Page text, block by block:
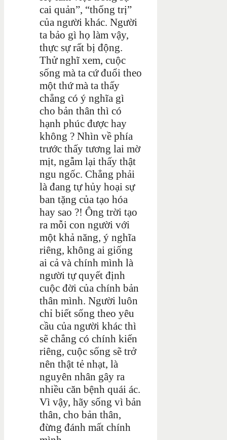
cai quản”, “thống trị”
của người khác. Người
ta bảo gì họ làm vậy,
thực sự rất bị động.
Thử nghĩ xem, cuộc
sống mà ta cứ đuổi theo
một thứ mà ta thấy
chẳng có ý nghĩa gì
cho bản thân thì có
hạnh phúc được hay
không ? Nhìn về phía
trước thấy tương lai mờ
mịt, ngẫm lại thấy thật
ngu ngốc. Chẳng phải
là đang tự hủy hoại sự
ban tặng của tạo hóa
hay sao ?! Ông trời tạo
ra mỗi con người với
một khả năng, ý nghĩa
riêng, không ai giống
ai cả và chính mình là
người tự quyết định
cuộc đời của chính bản
thân mình. Người luôn
chỉ biết sống theo yêu
cầu của người khác thì
sẽ chẳng có chính kiến
riêng, cuộc sống sẽ trở
nên thật tẻ nhạt, là
nguyên nhân gây ra
nhiều căn bệnh quái ác.
Vì vậy, hãy sống vì bản
thân, cho bản thân,
đừng đánh mất chính